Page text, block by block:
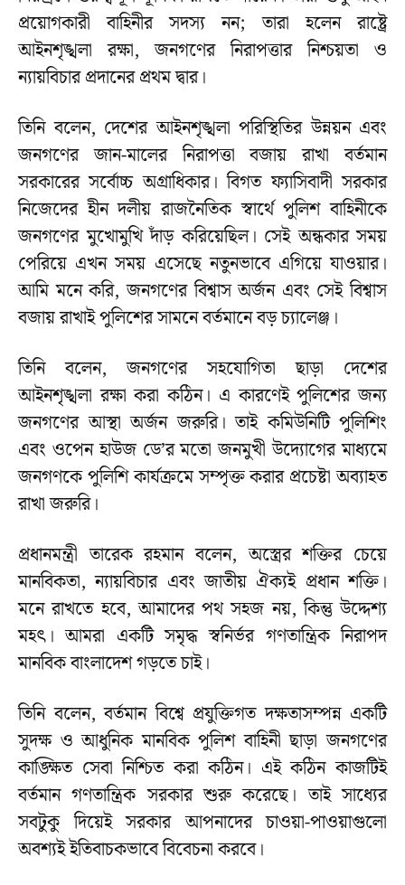
প্রয়োগকারী বাহিনীর সদস্য নন; তারা হলেন রাষ্ট্রে
আইনশৃঙ্খলা রক্ষা, জনগণের নিরাপত্তার নিশ্চয়তা ও
ন্যায়বিচার প্রদানের প্রথম দ্বার।
তিনি বলেন, দেশের আইনশৃঙ্খলা পরিস্থিতির উন্নয়ন এবং
জনগণের জান-মালের নিরাপত্তা বজায় রাখা বর্তমান
সরকারের সর্বোচ্চ অগ্রাধিকার। বিগত ফ্যাসিবাদী সরকার
নিজেদের হীন দলীয় রাজনৈতিক স্বার্থে পুলিশ বাহিনীকে
জনগণের মুখোমুখি দাঁড় করিয়েছিল। সেই অন্ধকার সময়
পেরিয়ে এখন সময় এসেছে নতুনভাবে এগিয়ে যাওয়ার।
আমি মনে করি, জনগণের বিশ্বাস অর্জন এবং সেই বিশ্বাস
বজায় রাখাই পুলিশের সামনে বর্তমানে বড় চ্যালেঞ্জ।
তিনি বলেন, জনগণের সহযোগিতা ছাড়া দেশের
আইনশৃঙ্খলা রক্ষা করা কঠিন। এ কারণেই পুলিশের জন্য
জনগণের আস্থা অর্জন জরুরি। তাই কমিউনিটি পুলিশিং
এবং ওপেন হাউজ ডে’র মতো জনমুখী উদ্যোগের মাধ্যমে
জনগণকে পুলিশি কার্যক্রমে সম্পৃক্ত করার প্রচেষ্টা অব্যাহত
রাখা জরুরি।
প্রধানমন্ত্রী তারেক রহমান বলেন, অস্ত্রের শক্তির চেয়ে
মানবিকতা, ন্যায়বিচার এবং জাতীয় ঐক্যই প্রধান শক্তি।
মনে রাখতে হবে, আমাদের পথ সহজ নয়, কিন্তু উদ্দেশ্য
মহৎ। আমরা একটি সমৃদ্ধ স্বনির্ভর গণতান্ত্রিক নিরাপদ
মানবিক বাংলাদেশ গড়তে চাই।
তিনি বলেন, বর্তমান বিশ্বে প্রযুক্তিগত দক্ষতাসম্পন্ন একটি
সুদক্ষ ও আধুনিক মানবিক পুলিশ বাহিনী ছাড়া জনগণের
কাঙ্ক্ষিত সেবা নিশ্চিত করা কঠিন। এই কঠিন কাজটিই
বর্তমান গণতান্ত্রিক সরকার শুরু করেছে। তাই সাধ্যের
সবটুকু দিয়েই সরকার আপনাদের চাওয়া-পাওয়াগুলো
অবশ্যই ইতিবাচকভাবে বিবেচনা করবে।